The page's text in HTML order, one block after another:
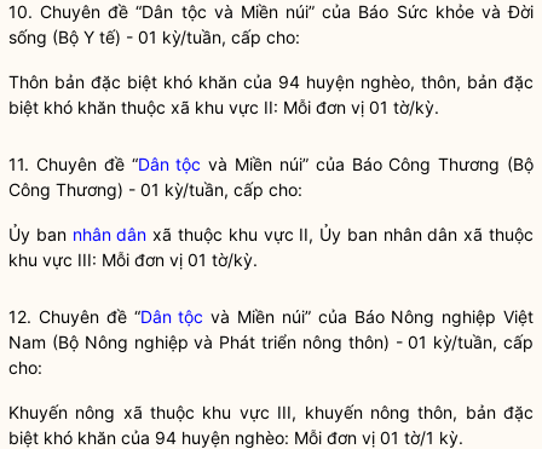
10. Chuyên đề “Dân tộc và Miền núi” của Báo Sức khỏe và Đời
sống (Bộ Y tế) - 01 kỳ/tuần, cấp cho:
Thôn bản đặc biệt khó khăn của 94 huyện nghèo, thôn, bản đặc
biệt khó khăn thuộc xã khu vực II: Mỗi đơn vị 01 tờ/kỳ.
11. Chuyên đề “Dân tộc và Miền núi” của Báo Công Thương (Bộ
Công Thương) - 01 kỳ/tuần, cấp cho:
Ủy ban nhân dân xã thuộc khu vực II, Ủy ban nhân dân xã thuộc
khu vực III: Mỗi đơn vị 01 tờ/kỳ.
12. Chuyên đề “Dân tộc và Miền núi” của Báo Nông nghiệp Việt
Nam (Bộ Nông nghiệp và Phát triển nông thôn) - 01 kỳ/tuần, cấp
cho:
Khuyến nông xã thuộc khu vực III, khuyến nông thôn, bản đặc
biệt khó khăn của 94 huyện nghèo: Mỗi đơn vị 01 tờ/1 kỳ.